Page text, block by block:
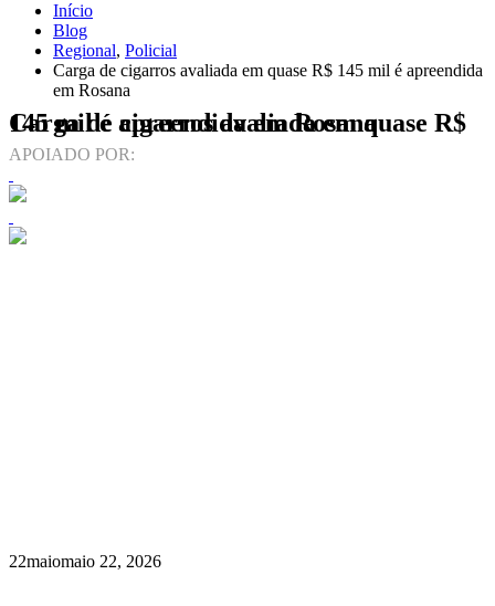
Início
Blog
Regional, Policial
Carga de cigarros avaliada em quase R$ 145 mil é apreendida
em Rosana
Carga de cigarros avaliada em quase R$ 145 mil é apreendida em Rosana
APOIADO POR:
22maiomaio 22, 2026